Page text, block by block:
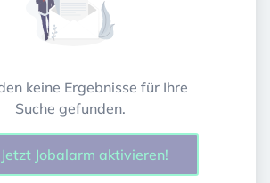
keine Ergebnisse für Ihre
Suche gefunden.
Jetzt Jobalarm aktivieren!